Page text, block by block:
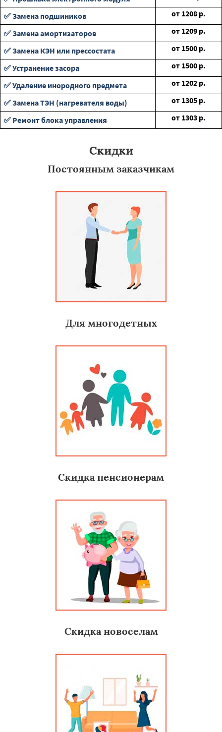
✅ Замена подшиников
от 1208 р.
✅ Замена амортизаторов
от 1209 р.
✅ Замена КЭН или прессостата
от 1500 р.
✅ Устранение засора
от 1500 р.
✅ Удаление инородного предмета
от 1202 р.
✅ Замена ТЭН (нагревателя воды)
от 1305 р.
✅ Ремонт блока управления
от 1303 р.
Скидки
Постоянным заказчикам
Для многодетных
Скидка пенсионерам
Скидка новоселам